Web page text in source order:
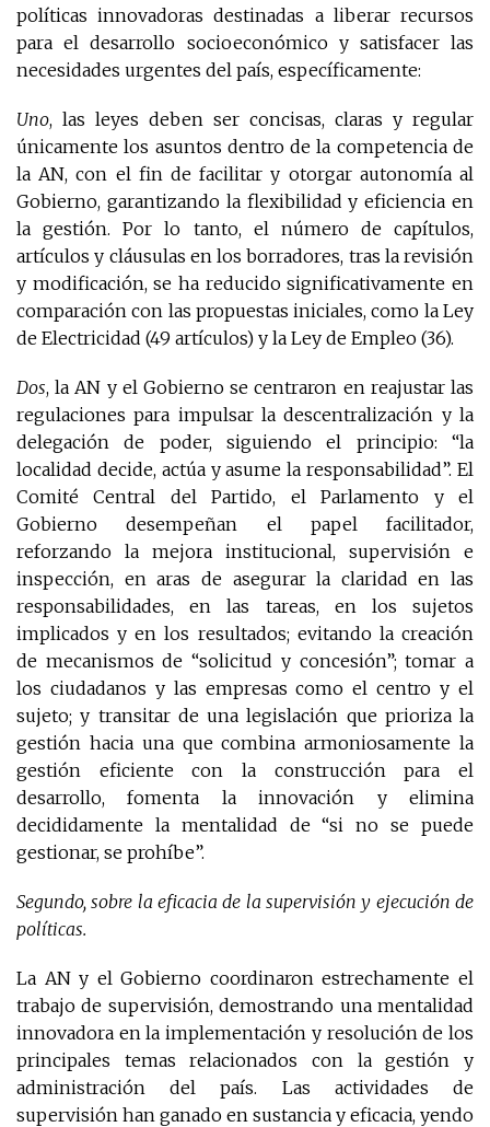
políticas innovadoras destinadas a liberar recursos
para el desarrollo socioeconómico y satisfacer las
necesidades urgentes del país, específicamente:
Uno, las leyes deben ser concisas, claras y regular
únicamente los asuntos dentro de la competencia de
la AN, con el fin de facilitar y otorgar autonomía al
Gobierno, garantizando la flexibilidad y eficiencia en
la gestión. Por lo tanto, el número de capítulos,
artículos y cláusulas en los borradores, tras la revisión
y modificación, se ha reducido significativamente en
comparación con las propuestas iniciales, como la Ley
de Electricidad (49 artículos) y la Ley de Empleo (36).
Dos, la AN y el Gobierno se centraron en reajustar las
regulaciones para impulsar la descentralización y la
delegación de poder, siguiendo el principio: “la
localidad decide, actúa y asume la responsabilidad”. El
Comité Central del Partido, el Parlamento y el
Gobierno desempeñan el papel facilitador,
reforzando la mejora institucional, supervisión e
inspección, en aras de asegurar la claridad en las
responsabilidades, en las tareas, en los sujetos
implicados y en los resultados; evitando la creación
de mecanismos de “solicitud y concesión”; tomar a
los ciudadanos y las empresas como el centro y el
sujeto; y transitar de una legislación que prioriza la
gestión hacia una que combina armoniosamente la
gestión eficiente con la construcción para el
desarrollo, fomenta la innovación y elimina
decididamente la mentalidad de “si no se puede
gestionar, se prohíbe”.
Segundo, sobre la eficacia de la supervisión y ejecución de
políticas.
La AN y el Gobierno coordinaron estrechamente el
trabajo de supervisión, demostrando una mentalidad
innovadora en la implementación y resolución de los
principales temas relacionados con la gestión y
administración del país. Las actividades de
supervisión han ganado en sustancia y eficacia, yendo